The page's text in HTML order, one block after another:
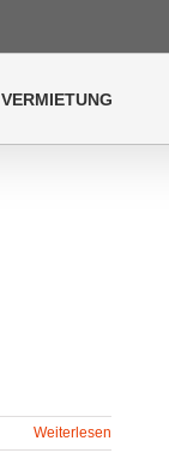
VERMIETUNG
Weiterlesen